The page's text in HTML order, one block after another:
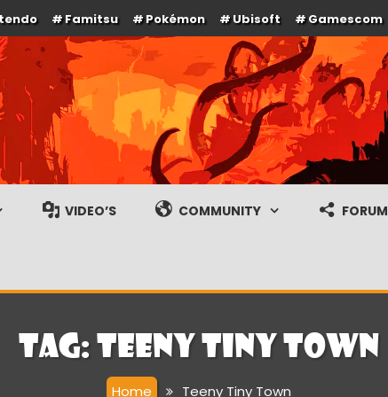
Famitsu Pokémon Ubisoft Gamescom
gameplay streams
VIDEO’S COMMUNITY FORUM
Tag: Teeny Tiny Town
Home Teeny Tiny Town